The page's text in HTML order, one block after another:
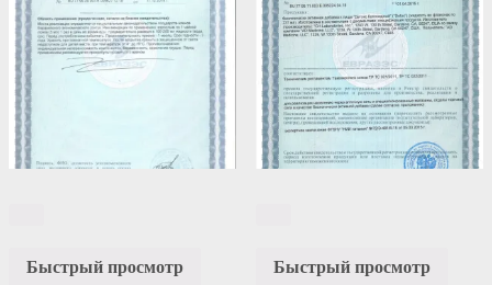
Быстрый просмотр
Быстрый просмотр